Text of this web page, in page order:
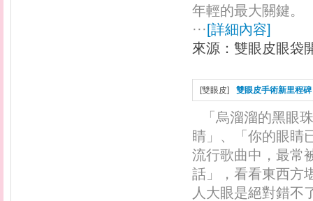
年輕的最大關鍵
··· [詳細內容]
來源： 雙眼皮眼袋
[雙眼皮] 雙眼皮手術新里程碑
「烏溜溜的黑眼
睛」、「你的眼睛
流行歌曲中，最常
話」，看看東西方
人大眼是絕對錯不